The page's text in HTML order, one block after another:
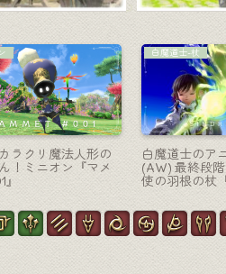
ネート
リ】“緑の親衛隊”
愛いタンク用コー
ト
侍-刀
サムライの貴
ベル・セイレ
武器『ゴース
レード』